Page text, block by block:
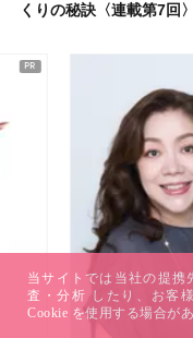
くりの秘訣〈連載第7回〉
当サイトでは当社の提携
査・分析 したり、お客
Cookie を使用する場合が